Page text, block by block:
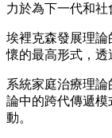
力於為下一代和社
埃裡克森發展理論
懷的最高形式，透
系統家庭治療理
論中的跨代傳遞
動。